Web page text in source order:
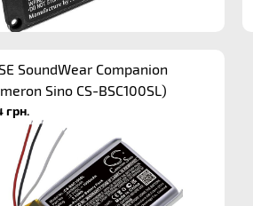
SoundWear Companion
Sino CS-BSC100SL)
грн.